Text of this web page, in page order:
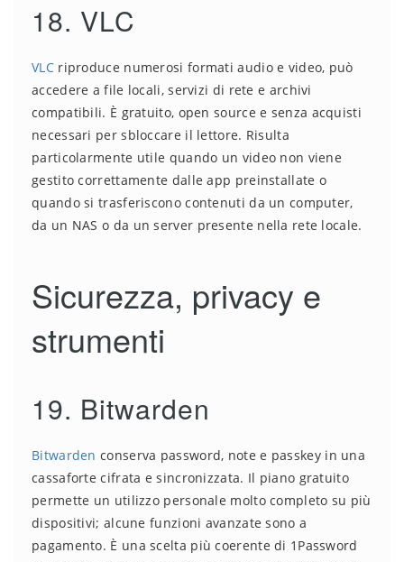
18. VLC
VLCriproduce numerosi formati audio e video, può
accedere a file locali, servizi di rete e archivi
compatibili. È gratuito, open source e senza acquisti
necessari per sbloccare il lettore. Risulta
particolarmente utile quando un video non viene
gestito correttamente dalle app preinstallate o
quando si trasferiscono contenuti da un computer,
da un NAS o da un server presente nella rete locale.
Sicurezza, privacy e
strumenti
19. Bitwarden
Bitwarden conserva password, note e passkey in una
cassaforte cifrata e sincronizzata. Il piano gratuito
permette un utilizzo personale molto completo su più
dispositivi; alcune funzioni avanzate sono a
pagamento. È una scelta più coerente di 1Password